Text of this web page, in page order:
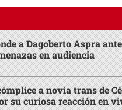
a Dagoberto Aspra ante
en audiencia
a novia trans de
su curiosa reacción en